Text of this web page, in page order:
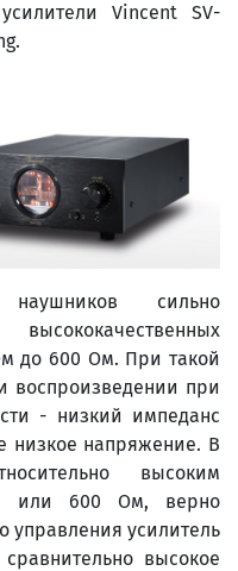
Vincent SV-
наушников сильно
до 600 Ом. При такой
при
- низкий импеданс
низкое напряжение. В
высоким
или 600 Ом, верно
управления усилитель
высокое